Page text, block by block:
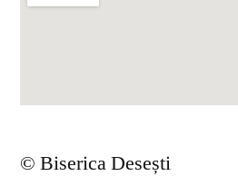
© Biserica Desești